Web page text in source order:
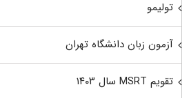
تولیمو
آزمون زبان دانشگاه تهران
تقویم MSRT سال ۱۴۰۳